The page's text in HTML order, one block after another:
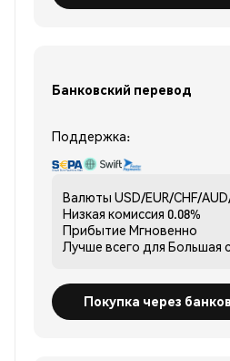
Банковский перевод
Поддержка:
Валюты USD/EUR/CHF/
Низкая комиссия 0.08%
Прибытие Мгновенно
Лучше всего для Большая
Покупка через